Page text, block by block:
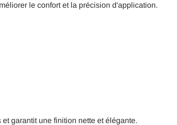
le confort et la précision d'application.
garantit une finition nette et élégante.